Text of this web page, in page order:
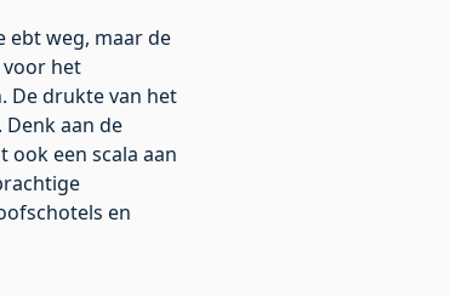
ebt weg, maar de
het
De drukte van het
aan de
een scala aan
en